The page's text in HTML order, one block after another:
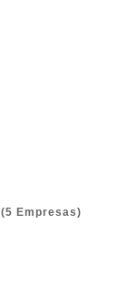
(5 Empresas)